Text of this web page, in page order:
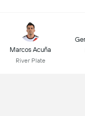
Marcos Acuña
River Plate